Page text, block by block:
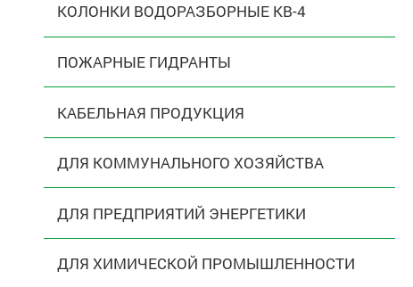
КОЛОНКИ ВОДОРАЗБОРНЫЕ КВ-4
ПОЖАРНЫЕ ГИДРАНТЫ
КАБЕЛЬНАЯ ПРОДУКЦИЯ
ДЛЯ КОММУНАЛЬНОГО ХОЗЯЙСТВА
ДЛЯ ПРЕДПРИЯТИЙ ЭНЕРГЕТИКИ
ДЛЯ ХИМИЧЕСКОЙ ПРОМЫШЛЕННОСТИ